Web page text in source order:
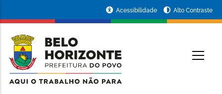
conteúdo
principal
da
Prefeitura
de
Acessibilidade Alto Contraste